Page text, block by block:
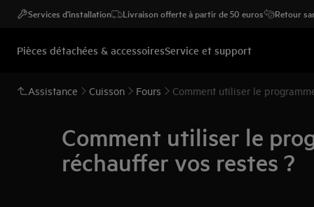
Services d'installation Livraison offerte à partir de 50 euros Retour
Pièces détachées & accessoiresService et support
Assistance Cuisson Fours
Comment utiliser le
réchauffer vos restes ?